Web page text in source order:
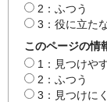
2：ふつう
3：役に立た
このページの情
1：見つけや
2：ふつう
3：見つけに